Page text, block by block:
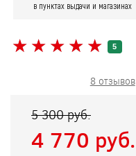
в пунктах выдачи и магазинах
★ ★ ★ ★ ★
★ ★ ★ ★ ★ 5
8 отзывов
5 300 pуб.
4 770 pуб.